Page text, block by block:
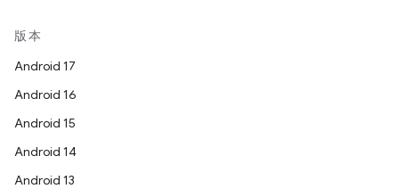
版本
Android 17
Android 16
Android 15
Android 14
Android 13